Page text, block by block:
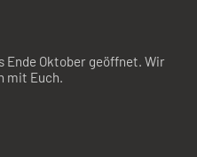
Ende Oktober geöffnet. Wir
mit Euch.